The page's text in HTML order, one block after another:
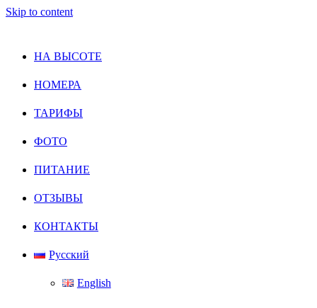
Skip to content
НА ВЫСОТЕ
НОМЕРА
ТАРИФЫ
ФОТО
ПИТАНИЕ
ОТЗЫВЫ
КОНТАКТЫ
Русский
English